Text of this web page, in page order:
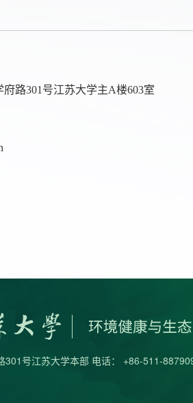
府路301 号江苏大学主A楼603室
301号江苏大学本部 电话： +86-511-